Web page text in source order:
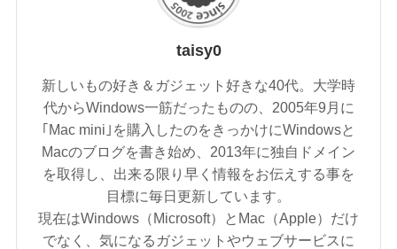
taisy0
新しいもの好き＆ガジェット好きな40代。大学時
代からWindows一筋だったものの、2005年9月に
｢Mac mini｣を購入したのをきっかけにWindowsと
Macのブログを書き始め、2013年に独自ドメイン
を取得し、出来る限り早く情報をお伝えする事を
目標に毎日更新しています。
現在はWindows（Microsoft）とMac（Apple）だけ
でなく、気になるガジェットやウェブサービスに